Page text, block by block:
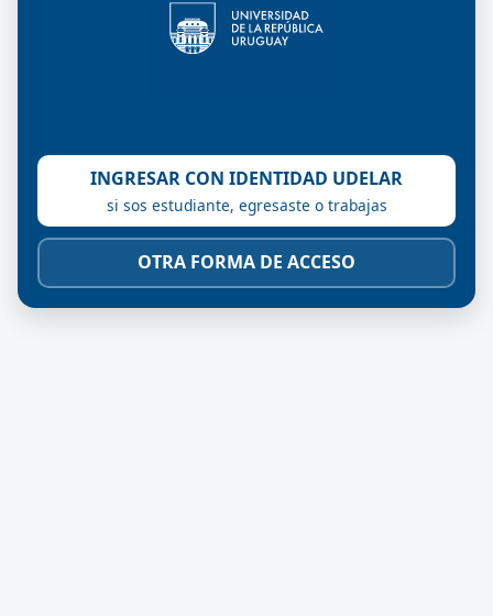
INGRESAR CON IDENTIDAD UDELAR
si sos estudiante, egresaste o trabajas
OTRA FORMA DE ACCESO